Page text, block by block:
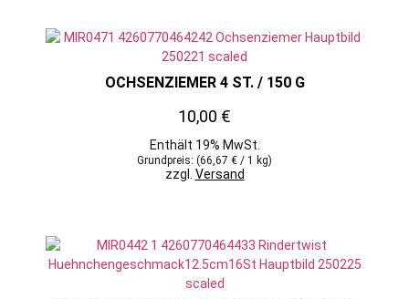
OCHSENZIEMER 4 ST. / 150 G
10,00 €
Enthält 19% MwSt.
Grundpreis: (66,67 € / 1 kg)
zzgl. Versand